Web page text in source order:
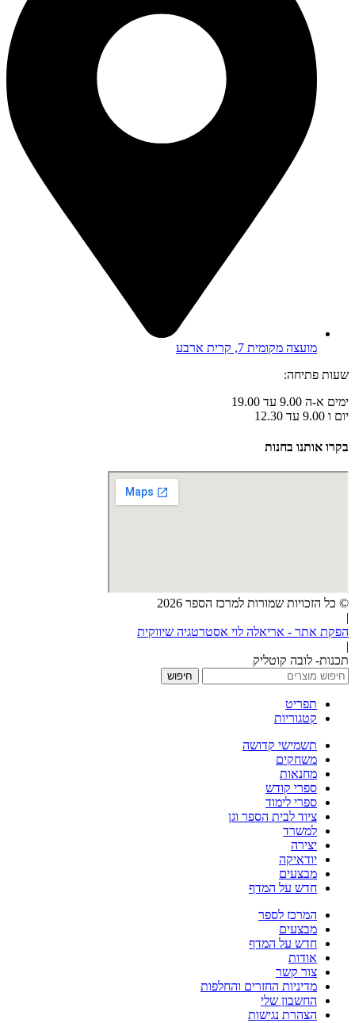
מועצה מקומית 7, קרית ארבע
שעות פתיחה:
ימים א-ה 9.00 עד 19.00
יום ו 9.00 עד 12.30
בקרו אותנו בחנות
© כל הזכויות שמורות למרכז הספר 2026
|
הפקת אתר - אריאלה לוי אסטרטגיה שיווקית
|
תכנות- לובה קוטליק
חיפוש
תפריט
קטגוריות
תשמישי קדושה
משחקים
מחנאות
ספרי קודש
ספרי לימוד
ציוד לבית הספר וגן
למשרד
יצירה
יודאיקה
מבצעים
חדש על המדף
המרכז לספר
מבצעים
חדש על המדף
אודות
צור קשר
מדיניות החזרים והחלפות
החשבון שלי
הצהרת נגישות